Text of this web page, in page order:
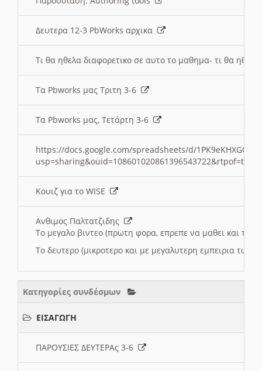
Δευτερα 12-3 PbWorks αρχικα
Τι θα ηθελα διαφορετικο σε αυτο το μαθημα- τι θα
Τα Pbworks μας Τριτη 3-6
Τα Pbworks μας, Τετάρτη 3-6
https://docs.google.com/spreadsheets/d/
Κουιζ για το WISE
Ανθιμος Παλτατζιδης
Το μεγαλο βιντεο (πρωτη φορα, επρεπε να μαθει και το
Το δευτερο (μικροτερο και με μεγαλυτερη εμπειρια
Κατηγορίες συνδέσμων
ΕΙΣΑΓΩΓΗ
ΠΑΡΟΥΣΙΕΣ ΔΕΥΤΕΡΑς 3-6